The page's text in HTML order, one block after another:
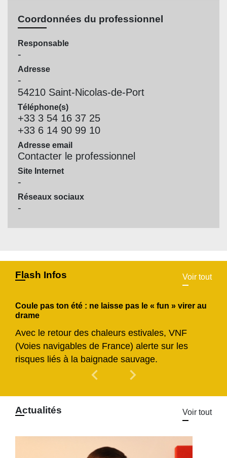
Coordonnées du professionnel
Responsable
-
Adresse
-
54210 Saint-Nicolas-de-Port
Téléphone(s)
+33 3 54 16 37 25
+33 6 14 90 99 10
Adresse email
Contacter le professionnel
Site Internet
-
Réseaux sociaux
-
Flash Infos Voir tout
Coule pas ton été : ne laisse pas le « fun » virer au
drame
Avec le retour des chaleurs estivales, VNF
(Voies navigables de France) alerte sur les
risques liés à la baignade sauvage.
chevron_left Previous
chevron_right
Actualités Voir tout